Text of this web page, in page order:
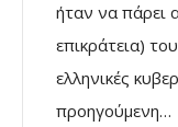
ήταν να πάρει
επικράτεια)
ελληνικές
προηγούμενη…